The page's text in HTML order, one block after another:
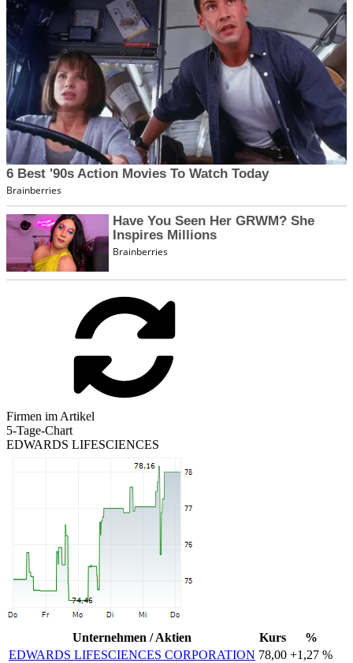
Firmen im Artikel
5-Tage-Chart
EDWARDS LIFESCIENCES
Unternehmen / Aktien Kurs
%
EDWARDS LIFESCIENCES CORPORATION 78,00 +1,27 %